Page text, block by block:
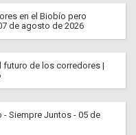
en el Biobío pero
de agosto de 2026
futuro de los corredores |
- Siempre Juntos - 05 de